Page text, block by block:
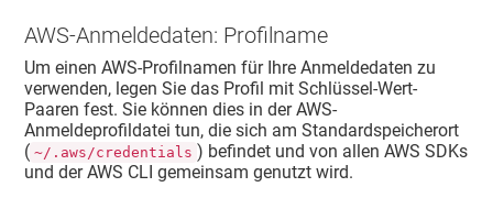
AWS-Anmeldedaten: Profilname
Um einen AWS-Profilnamen für Ihre Anmeldedaten zu
verwenden, legen Sie das Profil mit Schlüssel-Wert-
Paaren fest. Sie können dies in der AWS-
Anmeldeprofildatei tun, die sich am Standardspeicherort
( ~/.aws/credentials ) befindet und von allen AWS SDKs
und der AWS CLI gemeinsam genutzt wird.